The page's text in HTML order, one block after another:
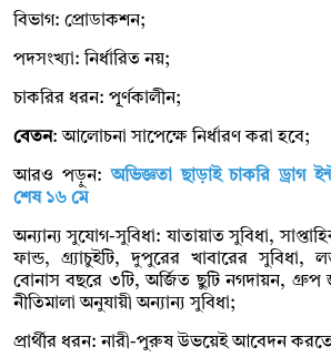
বিভাগ: প্রোডাকশন;
পদসংখ্যা: নির্ধারিত নয়;
চাকরির ধরন: পূূর্ণকালীন;
বেতন: আলোচনা সাপেক্ষে নির্ধারণ করা হবে;
আরও পড়ুন:অভিজ্ঞতা ছাড়াই চাকরি ড্রাগ
শেষ ১৬ মে
অন্যান্য সুযোগ-সুবিধা: যাতায়াত সুবিধা,
ফান্ড, গ্র্যাচুইটি, দুপুরের খাবারের সুবিধা,
বোনাস বছরে ৩টি, অর্জিত ছুটি নগদায়ন, গ্রুপ
নীতিমালা অনুযায়ী অন্যান্য সুবিধা;
প্রার্থীর ধরন: নারী-পুরুষ উভয়েই আবেদন